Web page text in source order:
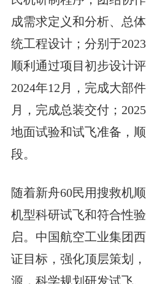
成需求定义和分析、总
统工程设计；分别于
顺利通过项目初步设计
2024年12月，完成大部
月，完成总装交付；
地面试验和试飞准备，
段。
随着新舟60民用搜救机
机型科研试飞和符合性
启。中国航空工业集团
证目标，强化顶层策划
源，科学规划研发试飞